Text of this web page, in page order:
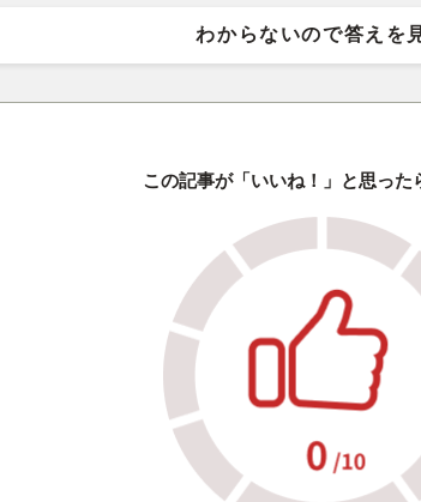
わからないので答えを
この記事が「いいね！」と思った